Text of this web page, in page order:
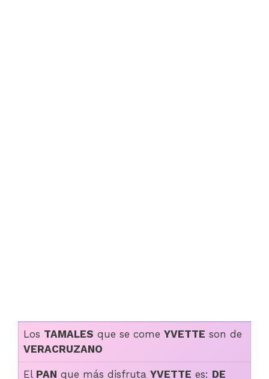
Los TAMALES que se come YVETTE son de
VERACRUZANO
El PAN que más disfruta YVETTE es: DE